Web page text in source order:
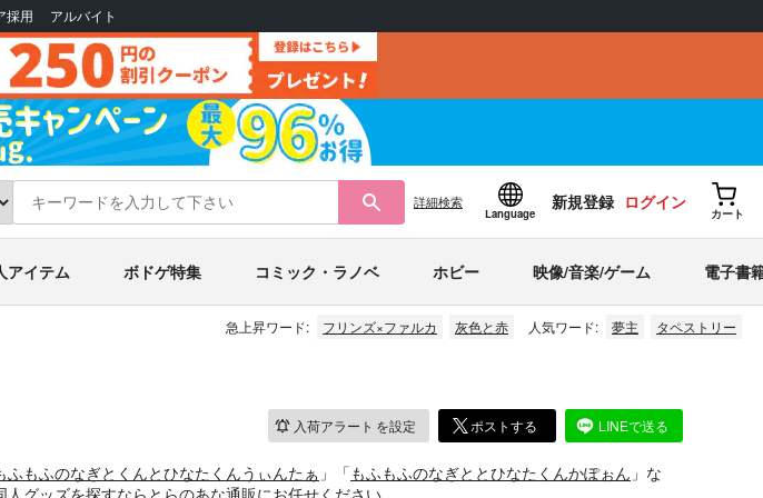
採用 アルバイト
詳細検索
Language
新規登録 ログイン
カート
アイテム ボドゲ特集 コミック・ラノベ ホビー 映像/音楽/ゲーム 電子書
急上昇ワード: フリンズ×ファルカ 灰色と赤 人気ワード: 夢主 タペストリー
入荷アラート を設定 ポストする LINEで送る
ふもふのなぎとくんとひなたくんうぃんたぁ 」「もふもふのなぎととひなたくんかぽぉん 」な
グッズを探すならとらのあな通販にお任せください。